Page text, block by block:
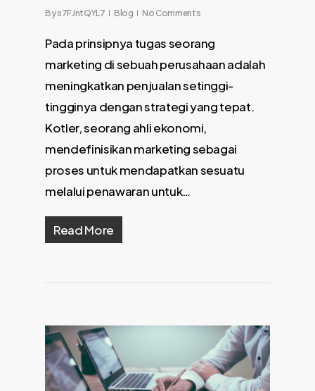
Bys7FJntQYL7 Blog No Comments
Pada prinsipnya tugas seorang
marketing di sebuah perusahaan adalah
meningkatkan penjualan setinggi-
tingginya dengan strategi yang tepat.
Kotler, seorang ahli ekonomi,
mendefinisikan marketing sebagai
proses untuk mendapatkan sesuatu
melalui penawaran untuk…
Read More